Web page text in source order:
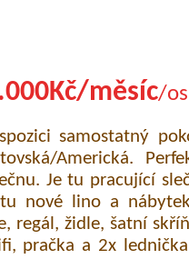
měsíc/
samostatný
Americká.
Je tu pracující
nové lino a
regál, židle, šatní
pračka a 2x